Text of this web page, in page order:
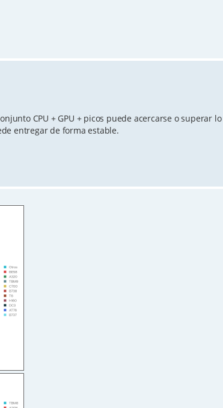
CPU + GPU + picos puede acercarse o superar lo
entregar de forma estable.